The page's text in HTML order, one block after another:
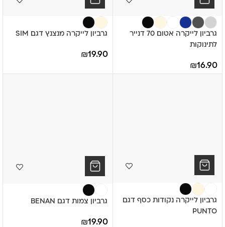
גרביון לייקרה אטום 70 דנייר
לתינוקות
16.90
₪
גרביון לייקרה מנצנץ דגם SIM
19.90
₪
גרביון לייקרה נקודות כסף דגם
PUNTO
גרביון צמות דגם BENAN
19.90
₪